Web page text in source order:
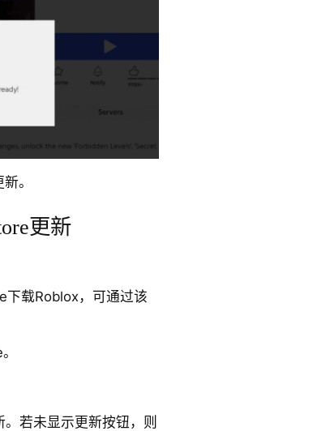
。
更新
载Roblox，可通过该
若未显示更新按钮，则